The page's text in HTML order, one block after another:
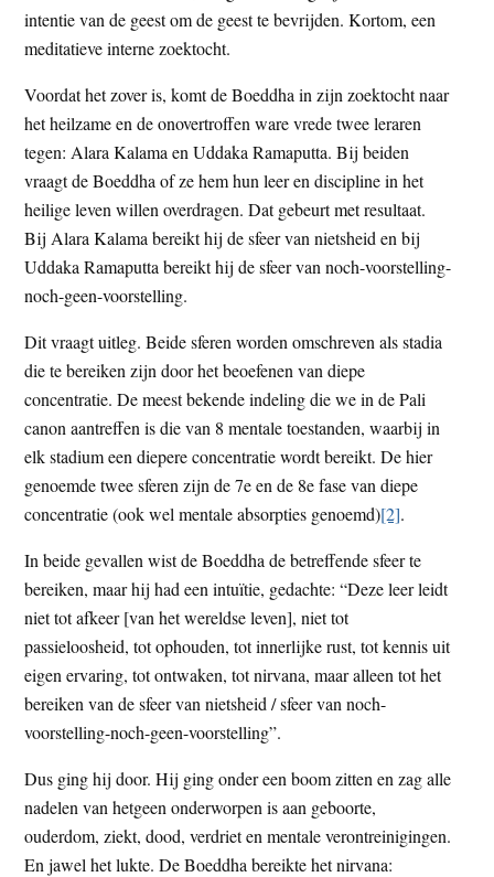
intentie van de geest om de geest te bevrijden. Kortom, een
meditatieve interne zoektocht.
Voordat het zover is, komt de Boeddha in zijn zoektocht naar
het heilzame en de onovertroffen ware vrede twee leraren
tegen: Alara Kalama en Uddaka Ramaputta. Bij beiden
vraagt de Boeddha of ze hem hun leer en discipline in het
heilige leven willen overdragen. Dat gebeurt met resultaat.
Bij Alara Kalama bereikt hij de sfeer van nietsheid en bij
Uddaka Ramaputta bereikt hij de sfeer van noch-voorstelling-
noch-geen-voorstelling.
Dit vraagt uitleg. Beide sferen worden omschreven als stadia
die te bereiken zijn door het beoefenen van diepe
concentratie. De meest bekende indeling die we in de Pali
canon aantreffen is die van 8 mentale toestanden, waarbij in
elk stadium een diepere concentratie wordt bereikt. De hier
genoemde twee sferen zijn de 7e en de 8e fase van diepe
concentratie (ook wel mentale absorpties genoemd)[2].
In beide gevallen wist de Boeddha de betreffende sfeer te
bereiken, maar hij had een intuïtie, gedachte: “Deze leer leidt
niet tot afkeer [van het wereldse leven], niet tot
passieloosheid, tot ophouden, tot innerlijke rust, tot kennis uit
eigen ervaring, tot ontwaken, tot nirvana, maar alleen tot het
bereiken van de sfeer van nietsheid / sfeer van noch-
voorstelling-noch-geen-voorstelling”.
Dus ging hij door. Hij ging onder een boom zitten en zag alle
nadelen van hetgeen onderworpen is aan geboorte,
ouderdom, ziekt, dood, verdriet en mentale verontreinigingen.
En jawel het lukte. De Boeddha bereikte het nirvana: